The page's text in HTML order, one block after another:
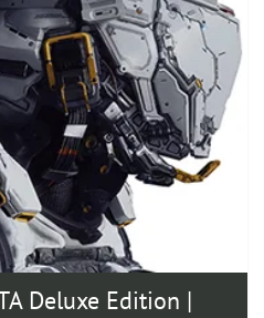
Deluxe Edition |